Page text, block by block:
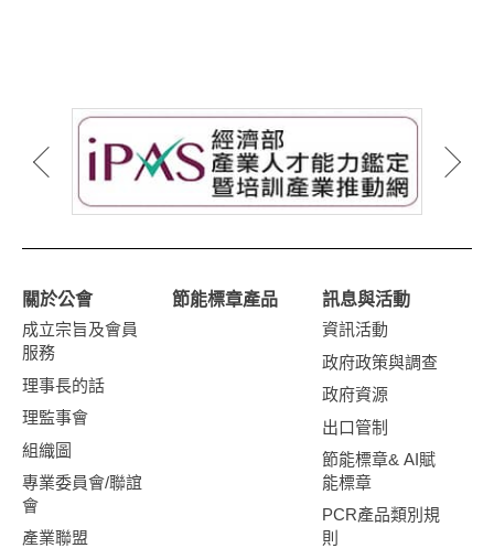
關於公會
成立宗旨及會員
服務
理事長的話
理監事會
組織圖
專業委員會/聯誼
會
產業聯盟
節能標章產品
訊息與活動
資訊活動
政府政策與調查
政府資源
出口管制
節能標章& AI賦
能標章
PCR產品類別規
則